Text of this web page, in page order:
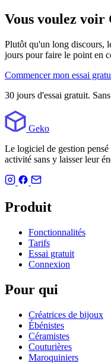
Vous voulez voir
Plutôt qu'un long discours,
jours pour faire le point en
Commencer mon essai
30 jours d'essai gratuit.
Geko
Le logiciel de gestion
activité sans y laisser leur
Produit
Fonctionnalités
Tarifs
Essai gratuit
Connexion
Pour qui
Créatrices de bijoux
Ébénistes
Céramistes
Couturières
Maroquiniers